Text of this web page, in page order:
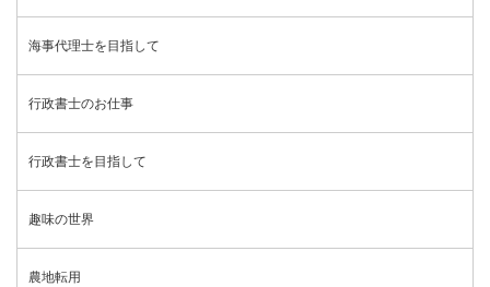
海事代理士を目指して
行政書士のお仕事
行政書士を目指して
趣味の世界
農地転用